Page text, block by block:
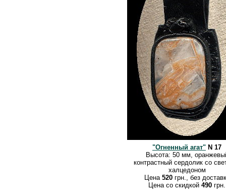
"Огненный агат" N 17
Высота: 50 мм,
контрастный сердолик со
халцедоном
Цена 520грн., без
Цена со скидкой 490 грн.